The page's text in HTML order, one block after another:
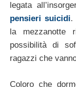
legata
pensieri suicidi.
la
possibilità di
ragazzi che
Coloro che